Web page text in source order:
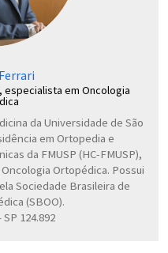
em Oncologia
da Universidade de São
em Ortopedia e
da FMUSP (HC-FMUSP),
Ortopédica. Possui
Sociedade Brasileira de
(SBOO).
124.892